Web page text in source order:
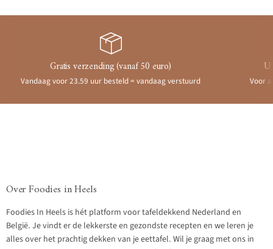
Gratis verzending (vanaf 50 euro)
Vandaag voor 23.59 uur besteld = vandaag verstuurd Voor
Over Foodies in Heels
Foodies In Heels is hét platform voor tafeldekkend Nederland en
België. Je vindt er de lekkerste en gezondste recepten en we leren je
alles over het prachtig dekken van je eettafel. Wil je graag met ons in